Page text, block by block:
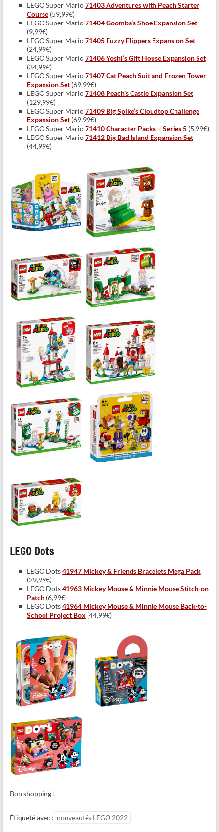
LEGO Super Mario71403 Adventures with Peach Starter
Course(59,99€)
LEGO Super Mario71404 Goomba’s Shoe Expansion Set
(9,99€)
LEGO Super Mario71405 Fuzzy Flippers Expansion Set
(24,99€)
LEGO Super Mario71406 Yoshi’s Gift House Expansion Set
(34,99€)
LEGO Super Mario71407 Cat Peach Suit and Frozen Tower
Expansion Set(69,99€)
LEGO Super Mario71408 Peach’s Castle Expansion Set
(129,99€)
LEGO Super Mario71409 Big Spike’s Cloudtop Challenge
Expansion Set(69,99€)
LEGO Super Mario71410 Character Packs – Series 5(5,99€)
LEGO Super Mario71412 Big Bad Island Expansion Set
(44,99€)
LEGO Dots
LEGO Dots41947 Mickey & Friends Bracelets Mega Pack
(29,99€)
LEGO Dots41963 Mickey Mouse & Minnie Mouse Stitch-on
Patch(6,99€)
LEGO Dots41964 Mickey Mouse & Minnie Mouse Back-to-
School Project Box (44,99€)
Bon shopping !
Étiqueté avec : nouveautés LEGO 2022